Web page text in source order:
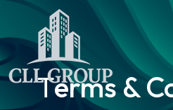
Тerms &